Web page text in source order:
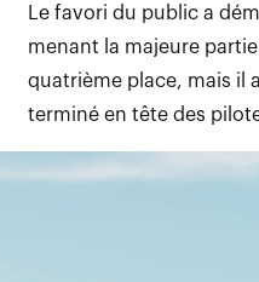
Le favori du public a
menant la majeure
quatrième place, mais il
terminé en tête des